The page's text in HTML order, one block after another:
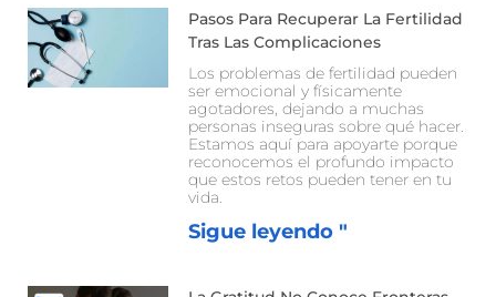
Pasos Para Recuperar La Fertilidad
Tras Las Complicaciones
Los problemas de fertilidad pueden
ser emocional y físicamente
agotadores, dejando a muchas
personas inseguras sobre qué hacer.
Estamos aquí para apoyarte porque
reconocemos el profundo impacto
que estos retos pueden tener en tu
vida.
Sigue leyendo "